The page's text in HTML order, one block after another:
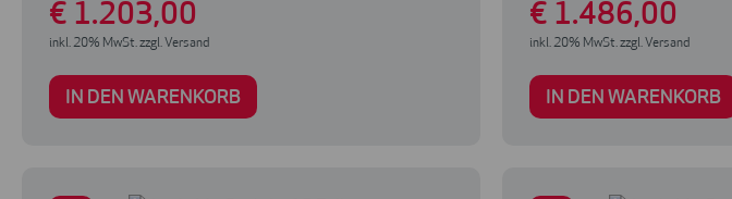
€ 1.203,00
inkl. 20% MwSt. zzgl. Versand
IN DEN WARENKORB
€ 1.486,00
inkl. 20% MwSt. zzgl. Versand
IN DEN WARENKORB